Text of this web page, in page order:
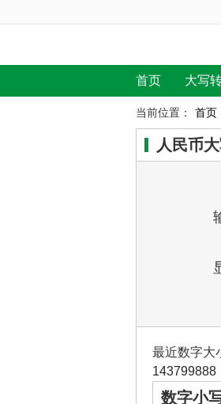
首页 大写
当前位置： 首页
人民币
最近数字大
143799888
数字小